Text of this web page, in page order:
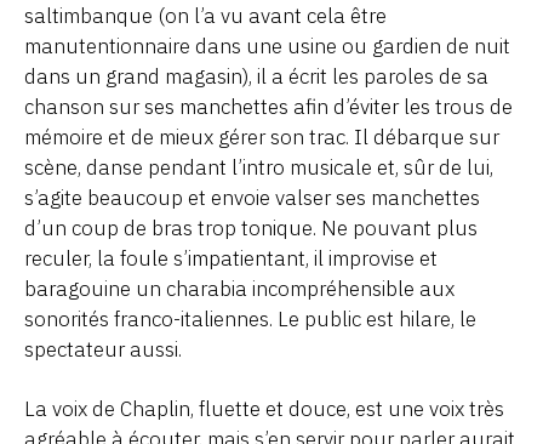
saltimbanque (on l’a vu avant cela être
manutentionnaire dans une usine ou gardien de nuit
dans un grand magasin), il a écrit les paroles de sa
chanson sur ses manchettes afin d’éviter les trous de
mémoire et de mieux gérer son trac. Il débarque sur
scène, danse pendant l’intro musicale et, sûr de lui,
s’agite beaucoup et envoie valser ses manchettes
d’un coup de bras trop tonique. Ne pouvant plus
reculer, la foule s’impatientant, il improvise et
baragouine un charabia incompréhensible aux
sonorités franco-italiennes. Le public est hilare, le
spectateur aussi.
La voix de Chaplin, fluette et douce, est une voix très